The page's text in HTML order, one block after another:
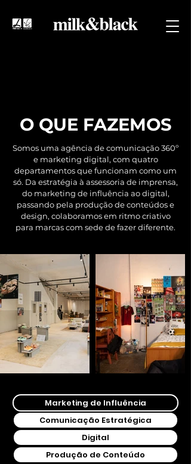
O QUE FAZEMOS
Somos uma agência de comunicação 360º
e marketing digital, com quatro
departamentos que funcionam como um
só. Da estratégia à assessoria de imprensa,
do marketing de influência ao digital,
passando pela produção de conteúdos e
design, colaboramos em ritmo criativo
para marcas com sede de fazer diferente.
Marketing de Influência
Comunicação Estratégica
Digital
Produção de Conteúdo